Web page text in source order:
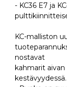
- KC36 E7 ja
KC-malliston
nostavat
kahmarit
kestävyydessä.